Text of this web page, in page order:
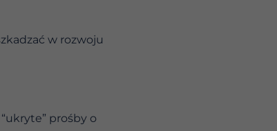
w rozwoju
prośby o